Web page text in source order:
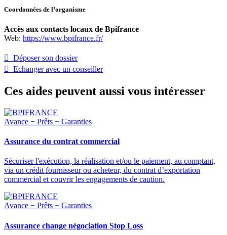
Coordonnées de l’organisme
Accès aux contacts locaux de Bpifrance
Web: https://www.bpifrance.fr/
 Déposer son dossier
 Echanger avec un conseiller
Ces aides peuvent aussi vous intéresser
Avance − Prêts − Garanties
Assurance du contrat commercial
Sécuriser l'exécution, la réalisation et/ou le paiement, au comptant,
via un crédit fournisseur ou acheteur, du contrat d’exportation
commercial et couvrir les engagements de caution.
Avance − Prêts − Garanties
Assurance change négociation Stop Loss